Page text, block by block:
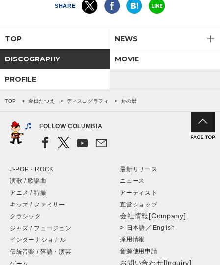
SHARE
TOP NEWS
DISCOGRAPHY MOVIE
PROFILE
TOP 金田たつえ ディスコグラフィ 女の暦
FOLLOW COLUMBIA
J-POP・ROCK
演歌 / 歌謡曲
アニメ / 特撮
キッズ / ファミリー
クラシック
ジャズ / フュージョン
インターナショナル
伝統音楽 / 落語・演芸
ゲーム
最新リリース
ニュース
アーティスト
直営ショップ
会社情報[Company]
> 日本語 ／ English
採用情報
音源使用申請
お問い合わせ[Inquiry]